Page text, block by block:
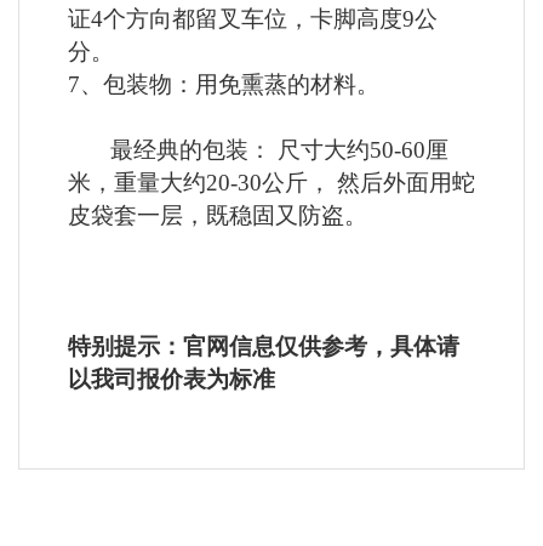
证4个方向都留叉车位，卡脚高度9公
分。
7、包装物：用免熏蒸的材料。
最经典的包装： 尺寸大约50-60厘
米，重量大约20-30公斤， 然后外面用蛇
皮袋套一层，既稳固又防盗。
特别提示：官网信息仅供参考，具体请
以我司报价表为标准